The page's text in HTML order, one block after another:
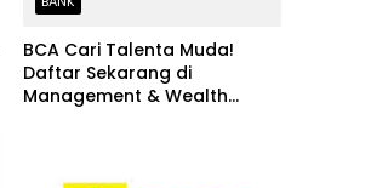
BCA Cari Talenta Muda!
Daftar Sekarang di
Management & Wealth